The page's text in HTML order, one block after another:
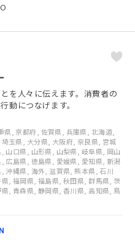
を人々に伝えます。消費者の
動につなげます。
県, 京都府, 佐賀県, 兵庫県, 北海道,
玉県, 大分県, 大阪府, 奈良県, 宮城
山口県, 山形県, 山梨県, 岐阜県, 岡山
広島県, 徳島県, 愛媛県, 愛知県, 新潟
沖縄県, 海外, 滋賀県, 熊本県, 石川
, 福岡県, 福島県, 秋田県, 群馬県, 茨
, 青森県, 静岡県, 香川県, 高知県, 鳥